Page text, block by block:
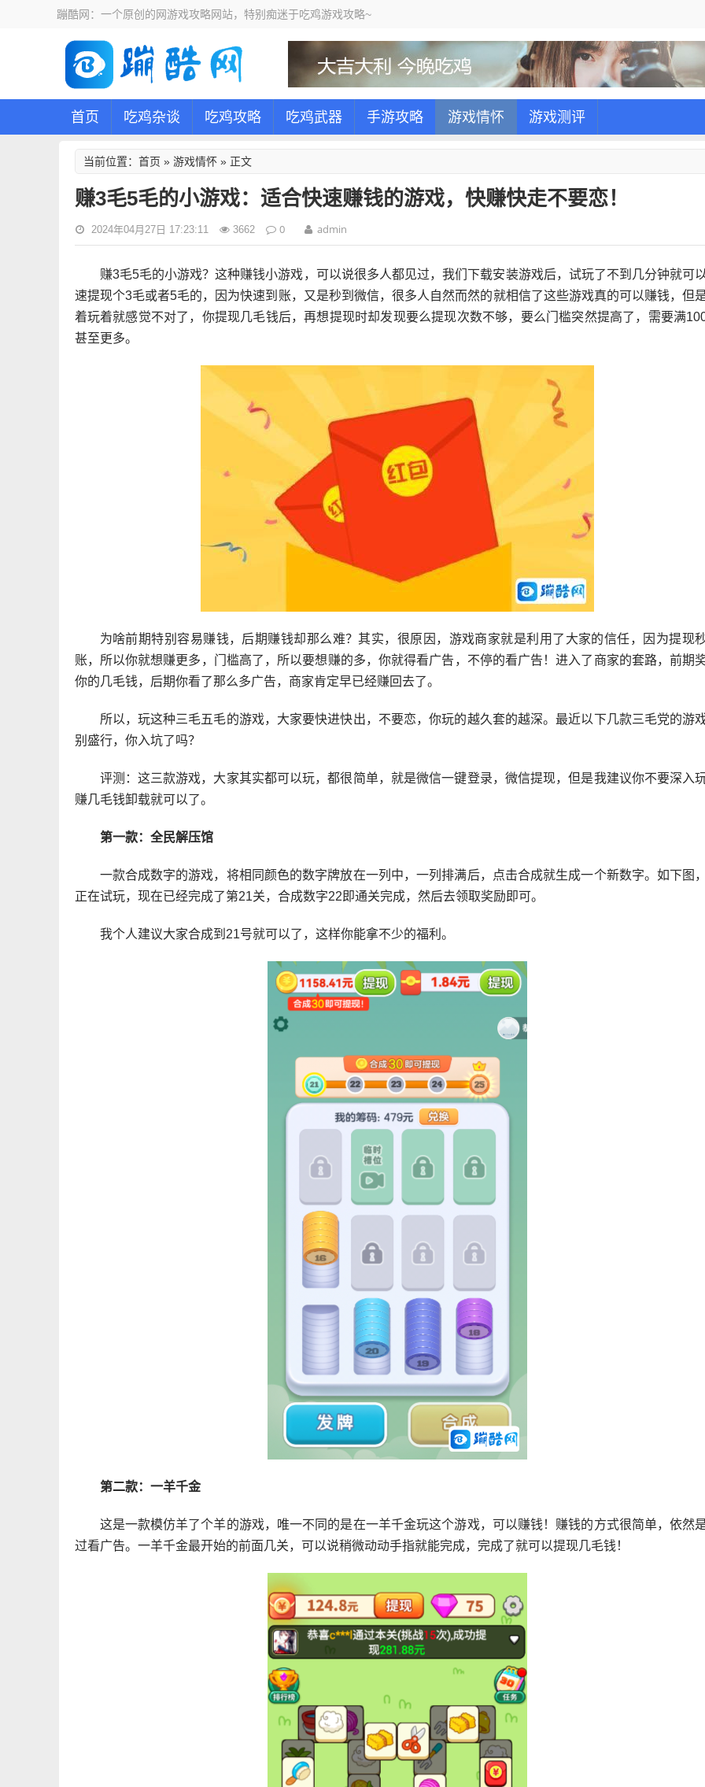
蹦酷网：一个原创的网游戏攻略网站，特别痴迷于吃鸡游戏攻略~
首页 吃鸡杂谈 吃鸡攻略 吃鸡武器 手游攻略 游戏情怀 游戏测评
当前位置： 首页 » 游戏情怀» 正文
赚3毛5毛的小游戏：适合快速赚钱的游戏，快赚快走不要恋！
2024年04月27日 17:23:11 3662 0 admin
赚3毛5毛的小游戏？这种赚钱小游戏，可以说很多人都见过，我们下载安装游戏后，试玩了不到几分钟就可
速提现个3毛或者5毛的，因为快速到账，又是秒到微信，很多人自然而然的就相信了这些游戏真的可以赚钱，但
着玩着就感觉不对了，你提现几毛钱后，再想提现时却发现要么提现次数不够，要么门槛突然提高了，需要满
甚至更多。
为啥前期特别容易赚钱，后期赚钱却那么难？其实，很原因，游戏商家就是利用了大家的信任，因为提现
账，所以你就想赚更多，门槛高了，所以要想赚的多，你就得看广告，不停的看广告！进入了商家的套路，前期
你的几毛钱，后期你看了那么多广告，商家肯定早已经赚回去了。
所以，玩这种三毛五毛的游戏，大家要快进快出，不要恋，你玩的越久套的越深。最近以下几款三毛党的游
别盛行，你入坑了吗？
评测：这三款游戏，大家其实都可以玩，都很简单，就是微信一键登录，微信提现，但是我建议你不要深入
赚几毛钱卸载就可以了。
第一款：全民解压馆
一款合成数字的游戏，将相同颜色的数字牌放在一列中，一列排满后，点击合成就生成一个新数字。如下图
正在试玩，现在已经完成了第21关，合成数字22即通关完成，然后去领取奖励即可。
我个人建议大家合成到21号就可以了，这样你能拿不少的福利。
第二款：一羊千金
这是一款模仿羊了个羊的游戏，唯一不同的是在一羊千金玩这个游戏，可以赚钱！赚钱的方式很简单，依然
过看广告。一羊千金最开始的前面几关，可以说稍微动动手指就能完成，完成了就可以提现几毛钱！